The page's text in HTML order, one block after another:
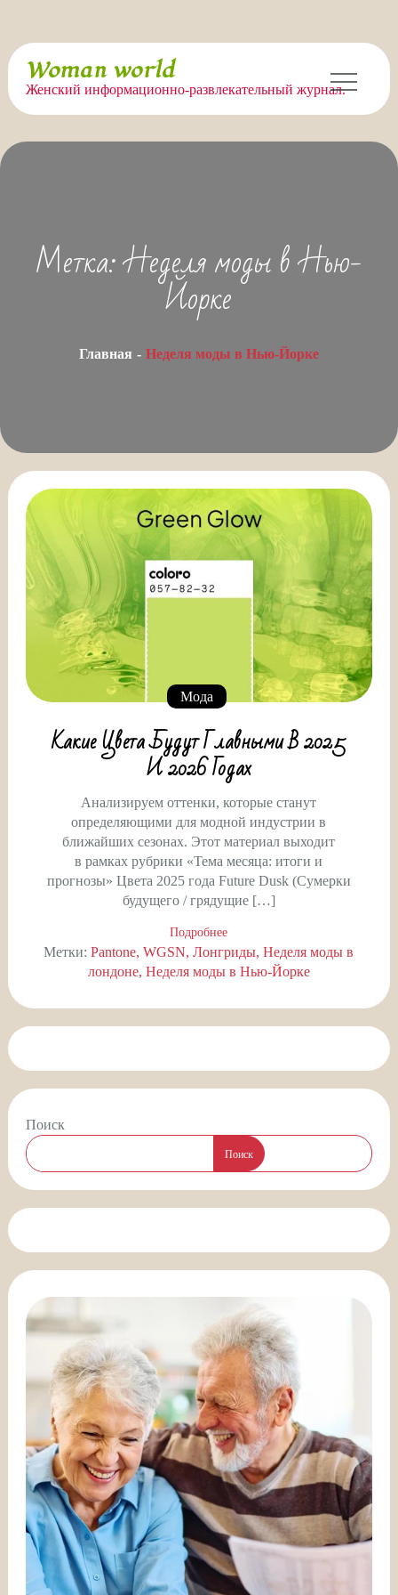
Перейти
содержимому
Woman world
Женский информационно-развлекательный журнал.
Метка:Неделя моды в Нью-
Йорке
Главная Неделя моды в Нью-Йорке
Мода
Какие Цвета Будут Главными В 2025
И 2026 Годах
Анализируем оттенки, которые станут
определяющими для модной индустрии в
ближайших сезонах. Этот материал выходит
в рамках рубрики «Тема месяца: итоги и
прогнозы» Цвета 2025 года Future Dusk (Сумерки
будущего / грядущие […]
Подробнее
Метки:Pantone WGSN Лонгриды Неделя моды в
лондоне Неделя моды в Нью-Йорке
Поиск
Поиск